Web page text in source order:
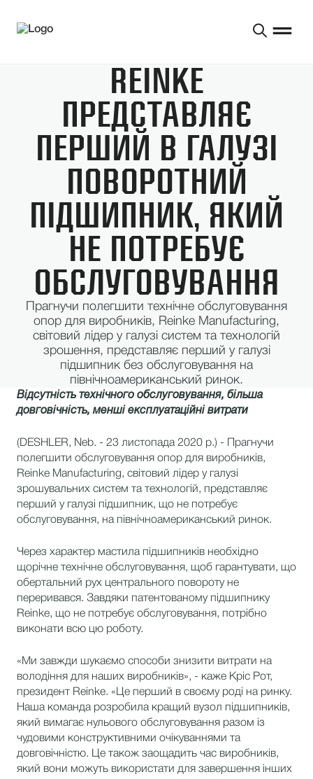
REINKE
ПРЕДСТАВЛЯЄ
ПЕРШИЙ В ГАЛУЗІ
ПОВОРОТНИЙ
ПІДШИПНИК, ЯКИЙ
НЕ ПОТРЕБУЄ
ОБСЛУГОВУВАННЯ
Прагнучи полегшити технічне обслуговування
опор для виробників, Reinke Manufacturing,
світовий лідер у галузі систем та технологій
зрошення, представляє перший у галузі
підшипник без обслуговування на
північноамериканський ринок.
Відсутність технічного обслуговування, більша
довговічність, менші експлуатаційні витрати
(DESHLER, Neb. - 23 листопада 2020 р.) - Прагнучи
полегшити обслуговування опор для виробників,
Reinke Manufacturing, світовий лідер у галузі
зрошувальних систем та технологій, представляє
перший у галузі підшипник, що не потребує
обслуговування, на північноамериканський ринок.
Через характер мастила підшипників необхідно
щорічне технічне обслуговування, щоб гарантувати, що
обертальний рух центрального повороту не
переривався. Завдяки патентованому підшипнику
Reinke, що не потребує обслуговування, потрібно
виконати всю цю роботу.
«Ми завжди шукаємо способи знизити витрати на
володіння для наших виробників», - каже Кріс Рот,
президент Reinke. «Це перший в своєму роді на ринку.
Наша команда розробила кращий вузол підшипників,
який вимагає нульового обслуговування разом із
чудовими конструктивними очікуваннями та
довговічністю. Це також заощадить час виробників,
який вони можуть використати для завершення інших